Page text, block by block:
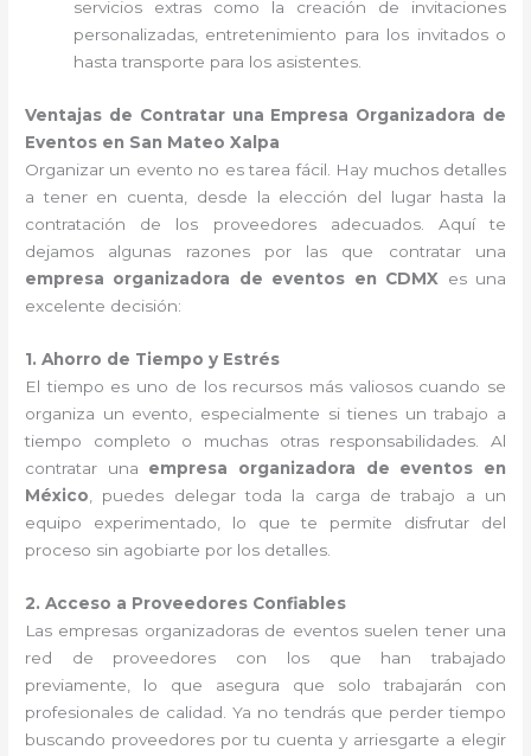
servicios extras como la creación de invitaciones
personalizadas, entretenimiento para los invitados o
hasta transporte para los asistentes.
Ventajas de Contratar una Empresa Organizadora de
Eventos en San Mateo Xalpa
Organizar un evento no es tarea fácil. Hay muchos detalles
a tener en cuenta, desde la elección del lugar hasta la
contratación de los proveedores adecuados. Aquí te
dejamos algunas razones por las que contratar una
empresa organizadora de eventos en CDMX es una
excelente decisión:
1. Ahorro de Tiempo y Estrés
El tiempo es uno de los recursos más valiosos cuando se
organiza un evento, especialmente si tienes un trabajo a
tiempo completo o muchas otras responsabilidades. Al
contratar una empresa organizadora de eventos en
México , puedes delegar toda la carga de trabajo a un
equipo experimentado, lo que te permite disfrutar del
proceso sin agobiarte por los detalles.
2. Acceso a Proveedores Confiables
Las empresas organizadoras de eventos suelen tener una
red de proveedores con los que han trabajado
previamente, lo que asegura que solo trabajarán con
profesionales de calidad. Ya no tendrás que perder tiempo
buscando proveedores por tu cuenta y arriesgarte a elegir